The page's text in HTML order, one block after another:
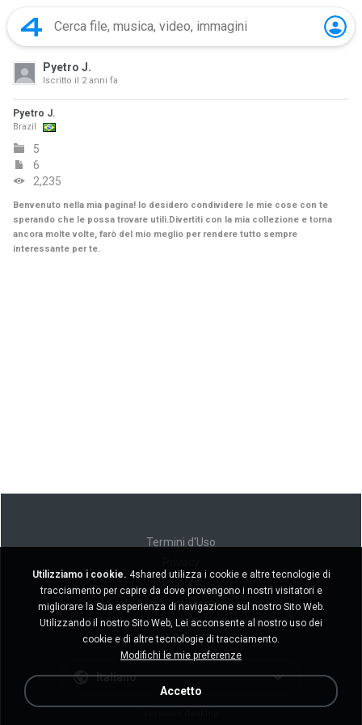
Pyetro J.
Iscritto il 2 anni fa
Pyetro J.
Brazil
5
6
2,235
Benvenuto nella mia pagina! Io desidero condividere le mie cose con te
sperando che le possa trovare utili.Divertiti con la mia collezione e torna
ancora molte volte, farò del mio meglio per rendere tutto sempre
interessante per te.
Termini d'Uso
Non venda le mie informazioni personali
Non condivida le mie informazioni personali
Italiano
Utilizziamo i cookie. 4shared utilizza i cookie e altre tecnologie di
tracciamento per capire da dove provengono i nostri visitatori e
migliorare la Sua esperienza di navigazione sul nostro Sito Web.
Utilizzando il nostro Sito Web, Lei acconsente al nostro uso dei
cookie e di altre tecnologie di tracciamento.
Modifichi le mie preferenze
Accetto